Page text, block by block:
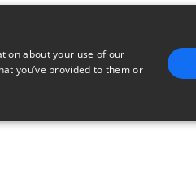
about your use of our
you’ve provided to them or